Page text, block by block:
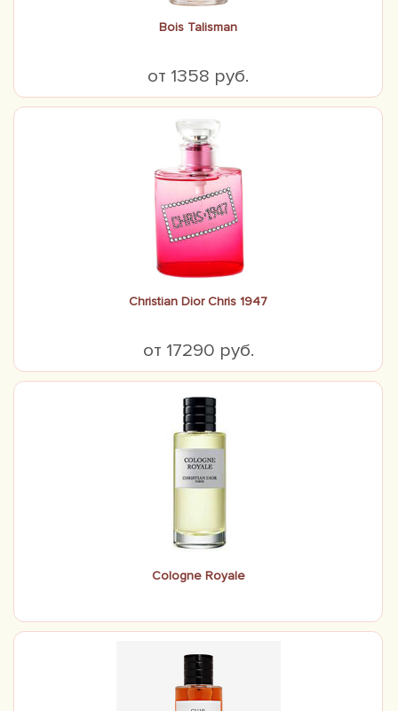
Bois Talisman
от 1358 руб.
Christian Dior Сhris 1947
от 17290 руб.
Cologne Royale